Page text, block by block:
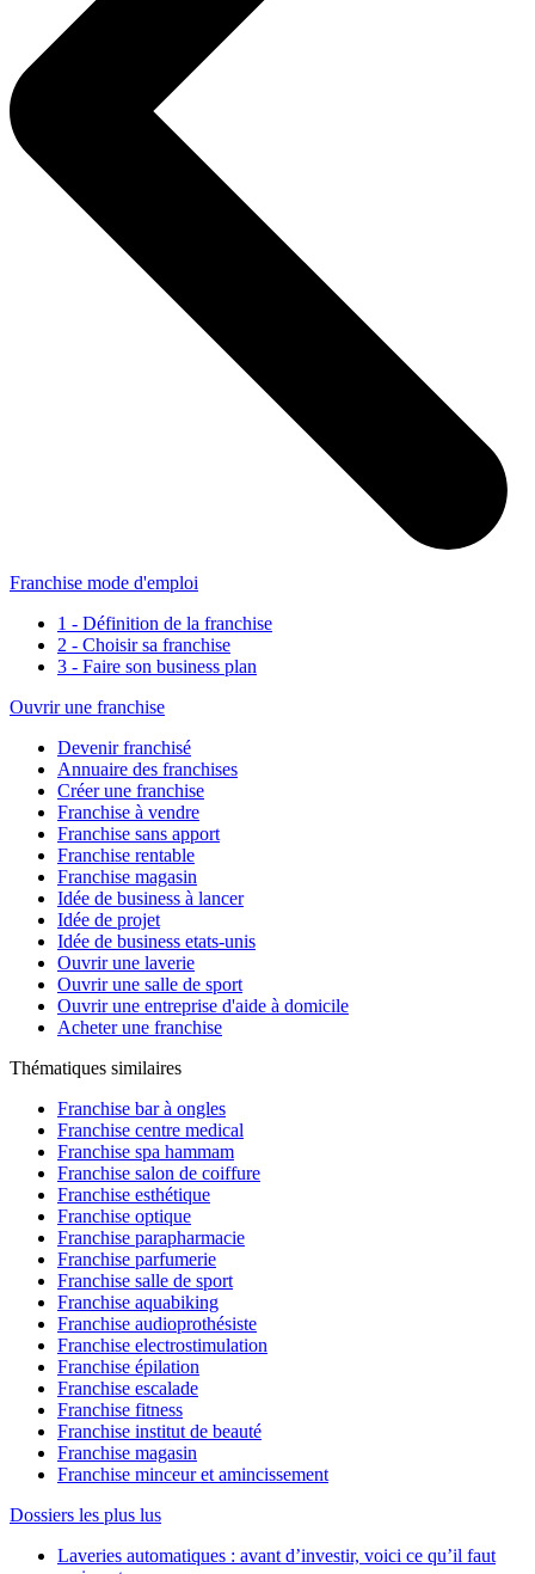
Franchise mode d'emploi
1 - Définition de la franchise
2 - Choisir sa franchise
3 - Faire son business plan
Ouvrir une franchise
Devenir franchisé
Annuaire des franchises
Créer une franchise
Franchise à vendre
Franchise sans apport
Franchise rentable
Franchise magasin
Idée de business à lancer
Idée de projet
Idée de business etats-unis
Ouvrir une laverie
Ouvrir une salle de sport
Ouvrir une entreprise d'aide à domicile
Acheter une franchise
Thématiques similaires
Franchise bar à ongles
Franchise centre medical
Franchise spa hammam
Franchise salon de coiffure
Franchise esthétique
Franchise optique
Franchise parapharmacie
Franchise parfumerie
Franchise salle de sport
Franchise aquabiking
Franchise audioprothésiste
Franchise electrostimulation
Franchise épilation
Franchise escalade
Franchise fitness
Franchise institut de beauté
Franchise magasin
Franchise minceur et amincissement
Dossiers les plus lus
Laveries automatiques : avant d’investir, voici ce qu’il faut